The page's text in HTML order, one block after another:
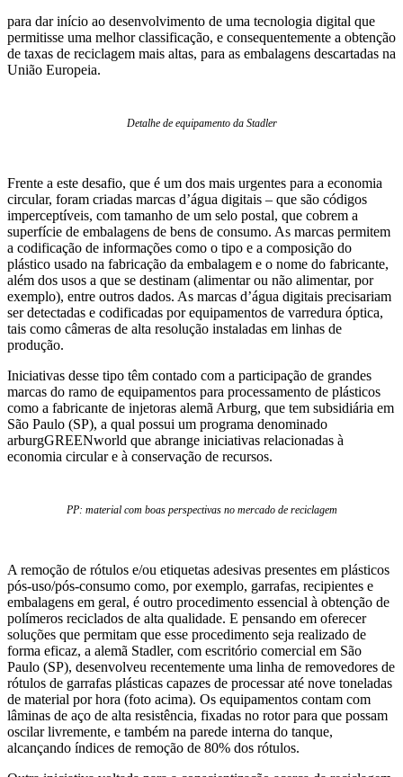
para dar início ao desenvolvimento de uma tecnologia digital que
permitisse uma melhor classificação, e consequentemente a obtenção
de taxas de reciclagem mais altas, para as embalagens descartadas na
União Europeia.
Detalhe de equipamento da Stadler
Frente a este desafio, que é um dos mais urgentes para a economia
circular, foram criadas marcas d’água digitais – que são códigos
imperceptíveis, com tamanho de um selo postal, que cobrem a
superfície de embalagens de bens de consumo. As marcas permitem
a codificação de informações como o tipo e a composição do
plástico usado na fabricação da embalagem e o nome do fabricante,
além dos usos a que se destinam (alimentar ou não alimentar, por
exemplo), entre outros dados. As marcas d’água digitais precisariam
ser detectadas e codificadas por equipamentos de varredura óptica,
tais como câmeras de alta resolução instaladas em linhas de
produção.
Iniciativas desse tipo têm contado com a participação de grandes
marcas do ramo de equipamentos para processamento de plásticos
como a fabricante de injetoras alemã Arburg, que tem subsidiária em
São Paulo (SP), a qual possui um programa denominado
arburgGREENworld que abrange iniciativas relacionadas à
economia circular e à conservação de recursos.
PP: material com boas perspectivas no mercado de reciclagem
A remoção de rótulos e/ou etiquetas adesivas presentes em plásticos
pós-uso/pós-consumo como, por exemplo, garrafas, recipientes e
embalagens em geral, é outro procedimento essencial à obtenção de
polímeros reciclados de alta qualidade. E pensando em oferecer
soluções que permitam que esse procedimento seja realizado de
forma eficaz, a alemã Stadler, com escritório comercial em São
Paulo (SP), desenvolveu recentemente uma linha de removedores de
rótulos de garrafas plásticas capazes de processar até nove toneladas
de material por hora (foto acima). Os equipamentos contam com
lâminas de aço de alta resistência, fixadas no rotor para que possam
oscilar livremente, e também na parede interna do tanque,
alcançando índices de remoção de 80% dos rótulos.